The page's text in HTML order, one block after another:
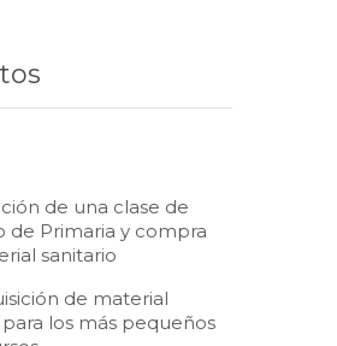
de una clase de
de Primaria y compra
sanitario
de material
los más pequeños